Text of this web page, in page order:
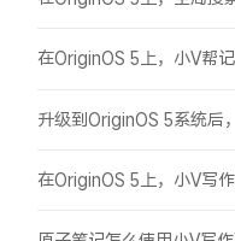
在OriginOS 5上，小V帮记
升级到OriginOS 5系统后
在OriginOS 5上，小V写作